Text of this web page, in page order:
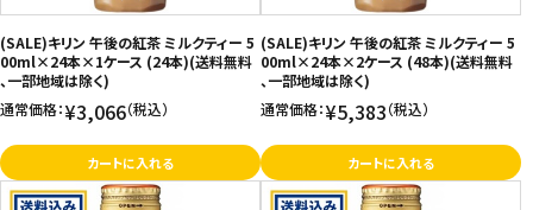
(SALE)キリン 午後の紅茶 ミルクティー 5
00ml×24本×1ケース (24本)(送料無料
、一部地域は除く)
通常価格：¥3,066（税込）
カートに入れる
(SALE)キリン 午後の紅茶 ミルクティー 5
00ml×24本×2ケース (48本)(送料無料
、一部地域は除く)
通常価格：¥5,383（税込）
カートに入れる